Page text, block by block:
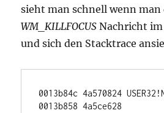
sieht man schnell wenn
WM_KILLFOCUSNachricht im
und sich den Stacktrace
0013b84c 4a570824
0013b858 4a5ce628